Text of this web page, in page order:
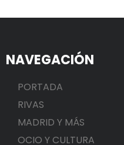
NAVEGACIÓN
PORTADA
RIVAS
MADRID Y MÁS
OCIO Y CULTURA